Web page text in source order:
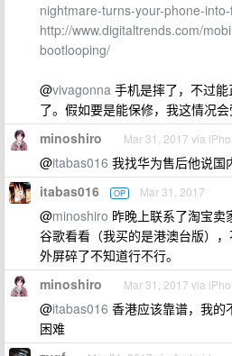
nightmare-turns-your-phone-
http://www.digitaltrends.com/
bootlooping/
@vivagonna 手机是摔了，不过
了。假如要是能保修，我这情况
minoshiro Mar 31, 2017 via
@itabas016 我找华为售后他说国
itabas016 OP Mar 31, 2017
@minoshiro 昨晚上联系了淘宝卖
谷歌看看（我买的是港澳台版）
外屏碎了不知道行不行。
minoshiro Mar 31, 2017 via
@itabas016 香港应该靠谱，我的
困难